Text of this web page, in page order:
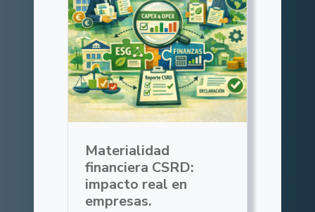
Materialidad
financiera CSRD:
impacto real en
empresas.